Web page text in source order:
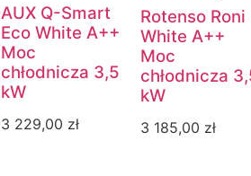
AUX Q-Smart
Eco White A++
Moc
chłodnicza 3,5
kW
3 229,00 zł
Rotenso Roni
White A++
Moc
chłodnicza
kW
3 185,00 zł